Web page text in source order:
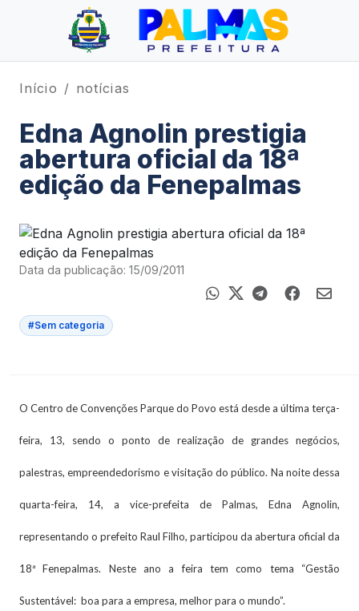
Início notícias
Edna Agnolin prestigia
abertura oficial da 18ª
edição da Fenepalmas
Data da publicação: 15/09/2011
#Sem categoria
O Centro de Convenções Parque do Povo está desde a última terça-
feira, 13, sendo o ponto de realização de grandes negócios,
palestras, empreendedorismo e visitação do público. Na noite dessa
quarta-feira, 14, a vice-prefeita de Palmas, Edna Agnolin,
representando o prefeito Raul Filho, participou da abertura oficial da
18ª Fenepalmas. Neste ano a feira tem como tema “Gestão
Sustentável: boa para a empresa, melhor para o mundo”.